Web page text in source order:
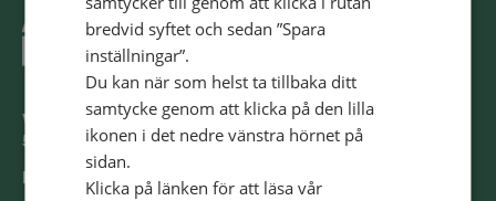
Västra Storgatan 14
553 15 Jönköping
E-post: info@​alliansmissionen.​se
bredvid syftet och sedan ”Spara
inställningar”.
Du kan när som helst ta tillbaka ditt
samtycke genom att klicka på den lilla
ikonen i det nedre vänstra hörnet på
sidan.
Klicka på länken för att läsa vår